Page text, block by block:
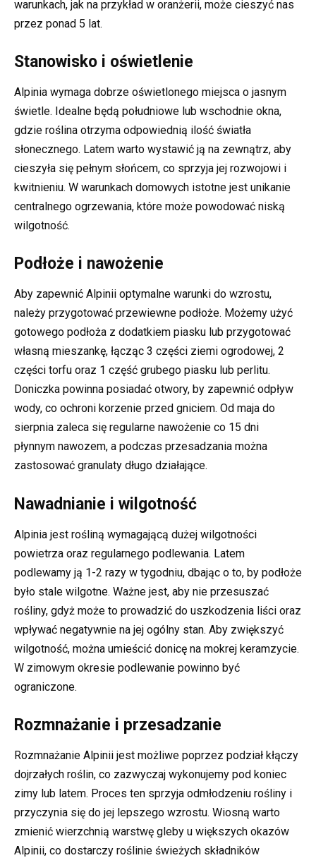
warunkach, jak na przykład w oranżerii, może cieszyć nas
przez ponad 5 lat.
Stanowisko i oświetlenie
Alpinia wymaga dobrze oświetlonego miejsca o jasnym
świetle. Idealne będą południowe lub wschodnie okna,
gdzie roślina otrzyma odpowiednią ilość światła
słonecznego. Latem warto wystawić ją na zewnątrz, aby
cieszyła się pełnym słońcem, co sprzyja jej rozwojowi i
kwitnieniu. W warunkach domowych istotne jest unikanie
centralnego ogrzewania, które może powodować niską
wilgotność.
Podłoże i nawożenie
Aby zapewnić Alpinii optymalne warunki do wzrostu,
należy przygotować przewiewne podłoże. Możemy użyć
gotowego podłoża z dodatkiem piasku lub przygotować
własną mieszankę, łącząc 3 części ziemi ogrodowej, 2
części torfu oraz 1 część grubego piasku lub perlitu.
Doniczka powinna posiadać otwory, by zapewnić odpływ
wody, co ochroni korzenie przed gniciem. Od maja do
sierpnia zaleca się regularne nawożenie co 15 dni
płynnym nawozem, a podczas przesadzania można
zastosować granulaty długo działające.
Nawadnianie i wilgotność
Alpinia jest rośliną wymagającą dużej wilgotności
powietrza oraz regularnego podlewania. Latem
podlewamy ją 1-2 razy w tygodniu, dbając o to, by podłoże
było stale wilgotne. Ważne jest, aby nie przesuszać
rośliny, gdyż może to prowadzić do uszkodzenia liści oraz
wpływać negatywnie na jej ogólny stan. Aby zwiększyć
wilgotność, można umieścić donicę na mokrej keramzycie.
W zimowym okresie podlewanie powinno być
ograniczone.
Rozmnażanie i przesadzanie
Rozmnażanie Alpinii jest możliwe poprzez podział kłączy
dojrzałych roślin, co zazwyczaj wykonujemy pod koniec
zimy lub latem. Proces ten sprzyja odmłodzeniu rośliny i
przyczynia się do jej lepszego wzrostu. Wiosną warto
zmienić wierzchnią warstwę gleby u większych okazów
Alpinii, co dostarczy roślinie świeżych składników